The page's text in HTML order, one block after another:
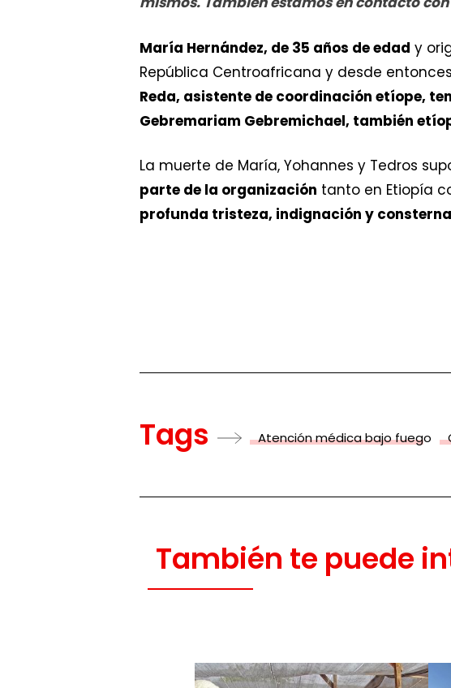
María Hernández, de 35 años de edad y
República Centroafricana y desde
Reda, asistente de coordinación etíope,
Gebremariam Gebremichael, también
La muerte de María, Yohannes y Tedros
parte de la organización tanto en Etiopía
profunda tristeza, indignación y
Tags Atención médica bajo fuego
También te puede